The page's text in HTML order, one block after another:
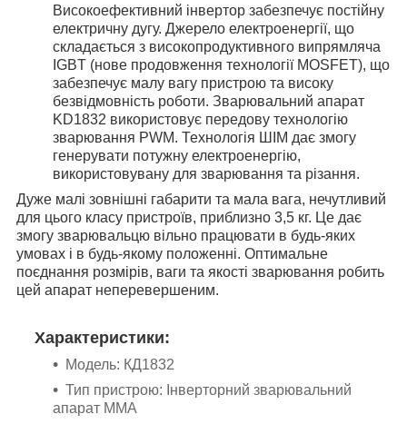
Високоефективний інвертор забезпечує постійну
електричну дугу. Джерело електроенергії, що
складається з високопродуктивного випрямляча
IGBT (нове продовження технології MOSFET), що
забезпечує малу вагу пристрою та високу
безвідмовність роботи. Зварювальний апарат
KD1832 використовує передову технологію
зварювання PWM. Технологія ШІМ дає змогу
генерувати потужну електроенергію,
використовувану для зварювання та різання.
Дуже малі зовнішні габарити та мала вага, нечутливий
для цього класу пристроїв, приблизно 3,5 кг. Це дає
змогу зварювальцю вільно працювати в будь-яких
умовах і в будь-якому положенні. Оптимальне
поєднання розмірів, ваги та якості зварювання робить
цей апарат неперевершеним.
Характеристики:
Модель: КД1832
Тип пристрою: Інверторний зварювальний
апарат ММА